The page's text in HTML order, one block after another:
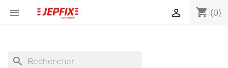
 shopping_cart (0)

search